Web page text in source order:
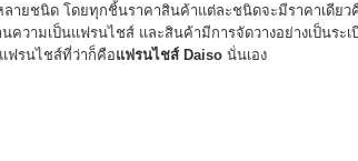
ายชนิด โดยทุกชิ้นราคาสินค้าแต่ละชนิดจะมีราคาเดียว
ความเป็นแฟรนไชส์ และสินค้ามีการจัดวางอย่างเป็นระเ
ฟรนไชส์ที่ว่าก็คือแฟรนไชส์ Daiso นั่นเอง